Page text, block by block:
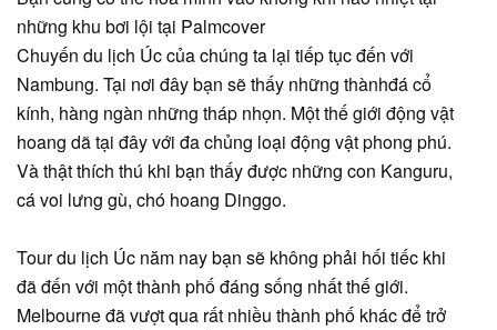
những khu bơi lội tại Palmcover
Chuyến du lịch Úc của chúng ta lại tiếp tục đến với
Nambung. Tại nơi đây bạn sẽ thấy những thànhđá cổ
kính, hàng ngàn những tháp nhọn. Một thế giới động vật
hoang dã tại đây với đa chủng loại động vật phong phú.
Và thật thích thú khi bạn thấy được những con Kanguru,
cá voi lưng gù, chó hoang Dinggo.
Tour du lịch Úc năm nay bạn sẽ không phải hối tiếc khi
đã đến với một thành phố đáng sống nhất thế giới.
Melbourne đã vượt qua rất nhiều thành phố khác để trở